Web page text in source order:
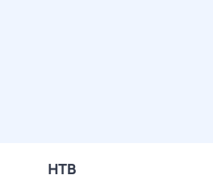
НТВ